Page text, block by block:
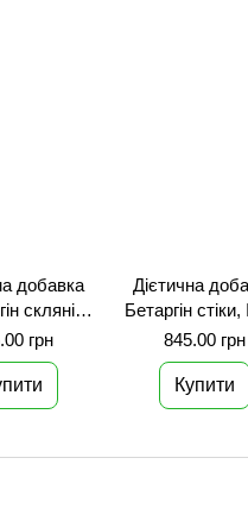
добавка
скляні
№20
грн
Дієтична
Бетаргін
845.00 грн
Купити